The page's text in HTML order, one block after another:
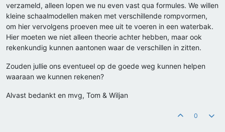
verzameld, alleen lopen we nu even vast qua formules. We willen
kleine schaalmodellen maken met verschillende rompvormen,
om hier vervolgens proeven mee uit te voeren in een waterbak.
Hier moeten we niet alleen theorie achter hebben, maar ook
rekenkundig kunnen aantonen waar de verschillen in zitten.
Zouden jullie ons eventueel op de goede weg kunnen helpen
waaraan we kunnen rekenen?
Alvast bedankt en mvg, Tom & Wiljan
0